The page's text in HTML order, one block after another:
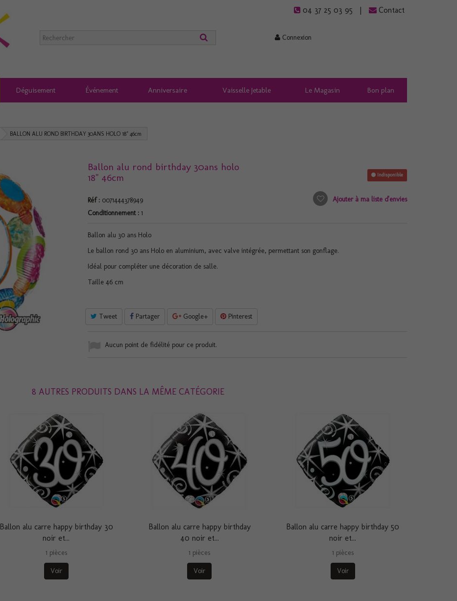
04 37 25 03 95 Contact
Connexion
Déguisement Événement Anniversaire Vaisselle Jetable Le Magasin Bon plan
BALLON ALU ROND BIRTHDAY 30ANS HOLO 18" 46cm
Ballon alu rond birthday 30ans holo
18" 46cm
Réf : 0071444378949
Conditionnement : 1
Indisponible
Ajouter à ma liste d'envies
Ballon alu 30 ans Holo
Le ballon rond 30 ans Holo en aluminium, avec valve intégrée, permettant son gonflage.
Idéal pour compléter une décoration de salle.
Taille 46 cm
Tweet Partager Google+ Pinterest
Aucun point de fidélité pour ce produit.
8 AUTRES PRODUITS DANS LA MÊME CATÉGORIE
Ballon alu carre happy birthday 30
noir et...
1 pièces
Voir
Ballon alu carre happy birthday
40 noir et...
1 pièces
Voir
Ballon alu carre happy birthday 50
noir et...
1 pièces
Voir